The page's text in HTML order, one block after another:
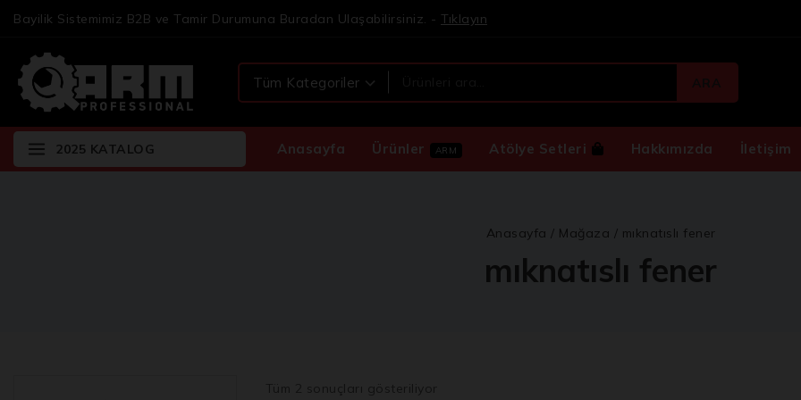
Bayilik Sistemimiz B2B ve Tamir Durumuna Buradan Ulaşabilirsiniz. - Tıklayın
ARA
2025 KATALOG Anasayfa Ürünler ARM Atölye Setleri Hakkımızda İletişim
Anasayfa / Mağaza / mıknatıslı fener
mıknatıslı fener